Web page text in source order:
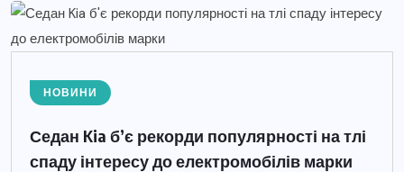
НОВИНИ
Седан Kia б’є рекорди популярності на тлі
спаду інтересу до електромобілів марки